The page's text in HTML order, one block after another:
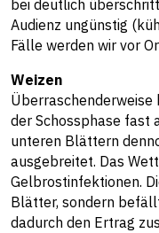
bei deutlich
Audienz ungünstig
Fälle werden wir vor
Weizen
Überraschenderweise
der Schossphase fast
unteren Blättern
ausgebreitet. Das
Gelbrostinfektionen.
Blätter, sondern
dadurch den Ertrag